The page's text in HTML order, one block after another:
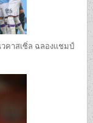
คาสเซิ่ล ฉลองแชมป์